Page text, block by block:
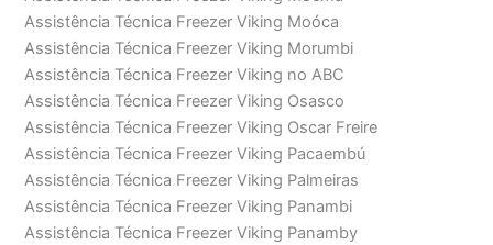
Assistência Técnica Freezer Viking Moóca
Assistência Técnica Freezer Viking Morumbi
Assistência Técnica Freezer Viking no ABC
Assistência Técnica Freezer Viking Osasco
Assistência Técnica Freezer Viking Oscar Freire
Assistência Técnica Freezer Viking Pacaembú
Assistência Técnica Freezer Viking Palmeiras
Assistência Técnica Freezer Viking Panambi
Assistência Técnica Freezer Viking Panamby